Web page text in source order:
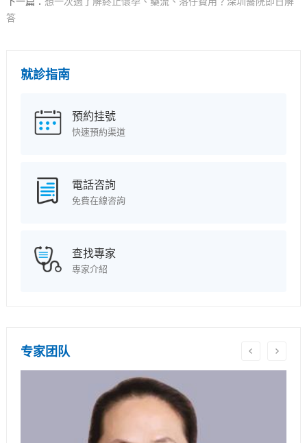
下一篇： 想一次過了解終止懷孕、藥流、落仔費用？深圳醫院即日解
答
就診指南
預約挂號
快速預約渠道
電話咨詢
免費在線咨詢
查找專家
專家介紹
专家团队